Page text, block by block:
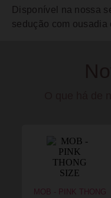
Disponível na nossa
sedução com ousadia
MOB - PINK THONG